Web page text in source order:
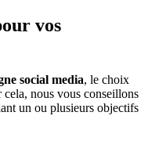
vos
social media, le choix
nous vous conseillons
un ou plusieurs objectifs